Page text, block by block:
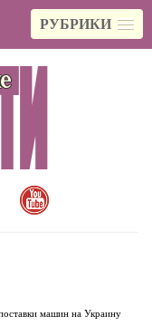
РУБРИКИ
машин на Украину